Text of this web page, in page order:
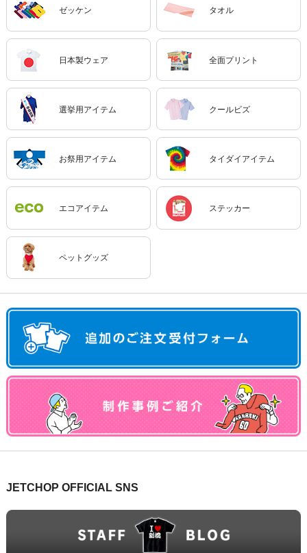
ゼッケン タオル
日本製ウェア 全面プリント
選挙用アイテム クールビズ
お祭用アイテム タイダイアイテム
エコアイテム ステッカー
ペットグッズ
JETCHOP OFFICIAL SNS